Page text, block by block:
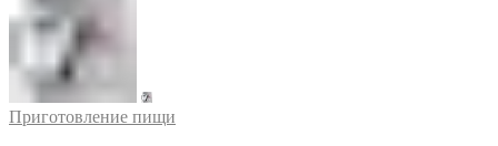
Приготовление пищи